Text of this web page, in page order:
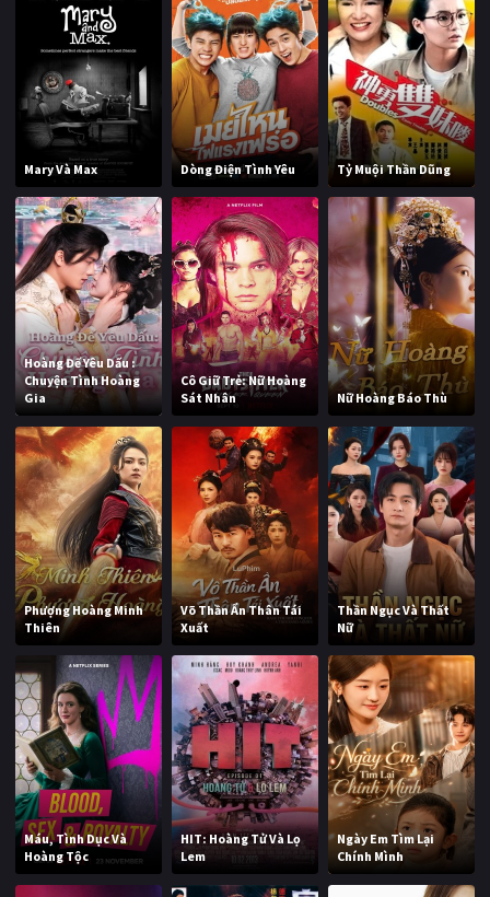
Mary Và Max Dòng Điện Tình Yêu Tỷ Muội Thần Dũng
Hoàng Đế Yêu Dấu :
Chuyện Tình Hoàng
Gia
Cô Giữ Trẻ: Nữ Hoàng
Sát Nhân
Nữ Hoàng Báo Thù
Phượng Hoàng Minh
Thiên
Võ Thần Ẩn Thân Tái
Xuất
Thần Ngục Và Thất
Nữ
Máu, Tình Dục Và
Hoàng Tộc
HIT: Hoàng Tử Và Lọ
Lem
Ngày Em Tìm Lại
Chính Mình